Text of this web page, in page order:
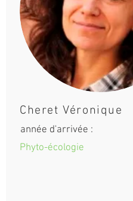
Cheret Véronique
année d'arrivée :
Phyto-écologie